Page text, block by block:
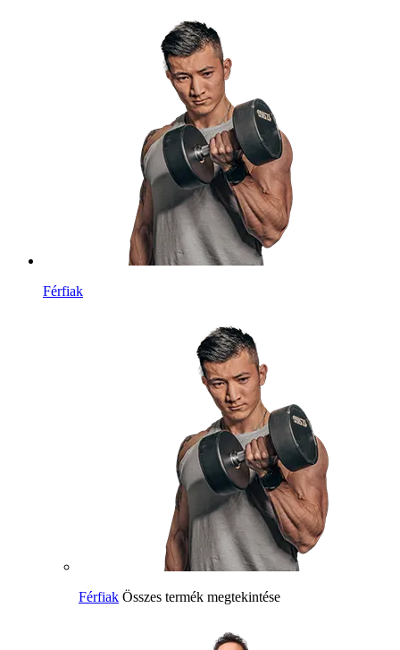
Férfiak
Férfiak Összes termék megtekintése